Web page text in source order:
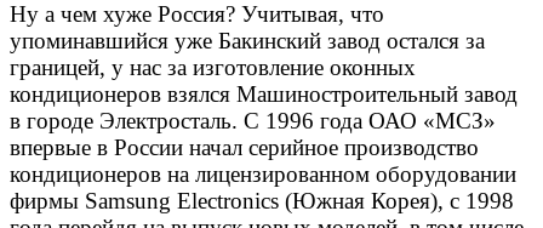
Ну а чем хуже Россия? Учитывая, что
упоминавшийся уже Бакинский завод остался за
границей, у нас за изготовление оконных
кондиционеров взялся Машиностроительный завод
в городе Электросталь. С 1996 года ОАО «МСЗ»
впервые в России начал серийное производство
кондиционеров на лицензированном оборудовании
фирмы Samsung Electronics (Южная Корея), с 1998